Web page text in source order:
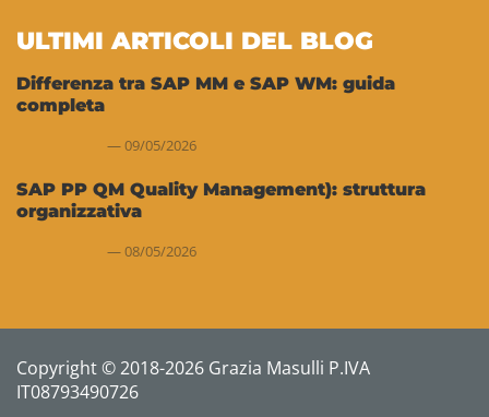
ULTIMI ARTICOLI DEL BLOG
Differenza tra SAP MM e SAP WM: guida
completa
09/05/2026
SAP PP QM Quality Management): struttura
organizzativa
08/05/2026
Copyright © 2018-2026 Grazia Masulli P.IVA
IT08793490726